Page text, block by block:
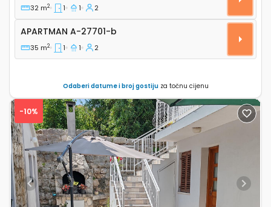
32 m2 1 1 2
Apartman A-27701-b
APARTMAN A-27701-b
35 m2 1 1 2
Odaberi datume i broj gostijuza točnu cijenu
Previous Next
-10%